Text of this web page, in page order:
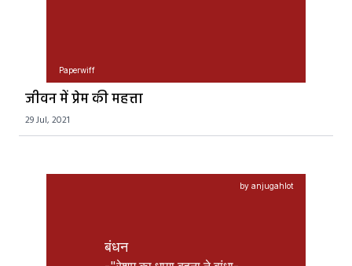
Paperwiff
जीवन में प्रेम की महत्ता
29 Jul, 2021
बंधन
by anjugahlot